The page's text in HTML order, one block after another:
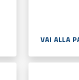
VAI ALLA